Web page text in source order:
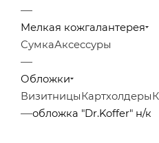
—
Мелкая кожгалантерея
СумкаАксессуры
—
Обложки
ВизитницыКартхолдеры
—обложка "Dr.Koffer" н/к